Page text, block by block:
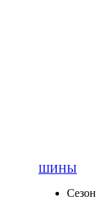
ШИНЫ
Сезон